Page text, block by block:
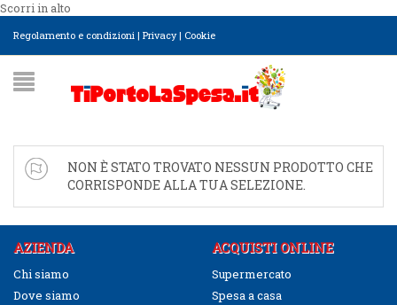
Scorri in alto
Regolamento e condizioni | Privacy| Cookie
NON È STATO TROVATO NESSUN PRODOTTO CHE
CORRISPONDE ALLA TUA SELEZIONE.
AZIENDA
Chi siamo
Dove siamo
ACQUISTI ONLINE
Supermercato
Spesa a casa